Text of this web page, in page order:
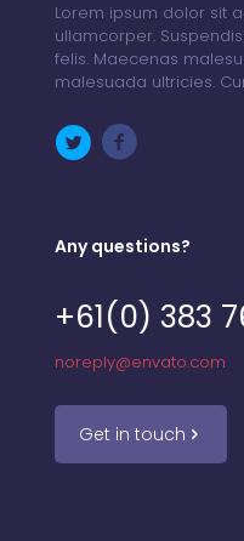
Lorem ipsum dolor sit
ullamcorper.
felis. Maecenas
malesuada ultricies.
Any questions?
+61(0) 383
noreply@envato.com
Get in touch